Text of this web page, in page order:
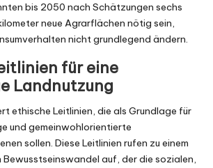
bis 2050 nach Schätzungen sechs
neue Agrarflächen nötig sein,
nicht grundlegend ändern.
für eine
Landnutzung
ethische Leitlinien, die als Grundlage für
und gemeinwohlorientierte
sollen. Diese Leitlinien rufen zu einem
auf, der die sozialen,